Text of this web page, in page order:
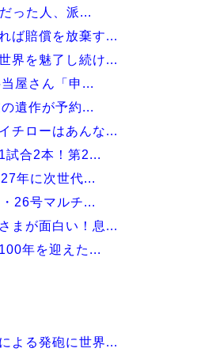
った人、派...
ば賠償を放棄す...
界を魅了し続け...
屋さん「申...
遺作が予約...
チローはあんな...
試合2本！第2...
年に次世代...
26号マルチ...
まが面白い！息...
年を迎えた...
よる発砲に世界...